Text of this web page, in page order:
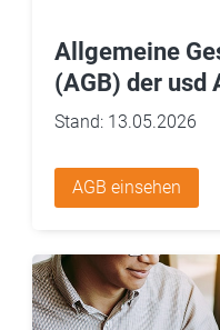
Allgemeine
(AGB) der usd
Stand: 13.05.2026
AGB einsehen